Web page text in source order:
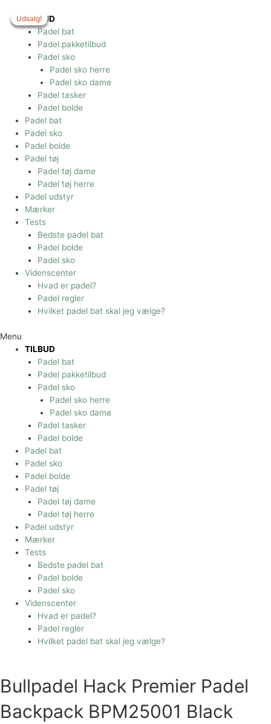
indholdet
TILBUD
Padel bat
Padel pakketilbud
Padel sko
Padel sko herre
Padel sko dame
Padel tasker
Padel bolde
Padel bat
Padel sko
Padel bolde
Padel tøj
Padel tøj dame
Padel tøj herre
Padel udstyr
Mærker
Tests
Bedste padel bat
Padel bolde
Padel sko
Videnscenter
Hvad er padel?
Padel regler
Hvilket padel bat skal jeg vælge?
Menu
TILBUD
Padel bat
Padel pakketilbud
Padel sko
Padel sko herre
Padel sko dame
Padel tasker
Padel bolde
Padel bat
Padel sko
Padel bolde
Padel tøj
Padel tøj dame
Padel tøj herre
Padel udstyr
Mærker
Tests
Bedste padel bat
Padel bolde
Padel sko
Videnscenter
Hvad er padel?
Padel regler
Hvilket padel bat skal jeg vælge?
Bullpadel Hack Premier Padel
Backpack BPM25001 Black
Udsalg!
Udsalg!
Udsalg!
Udsalg!